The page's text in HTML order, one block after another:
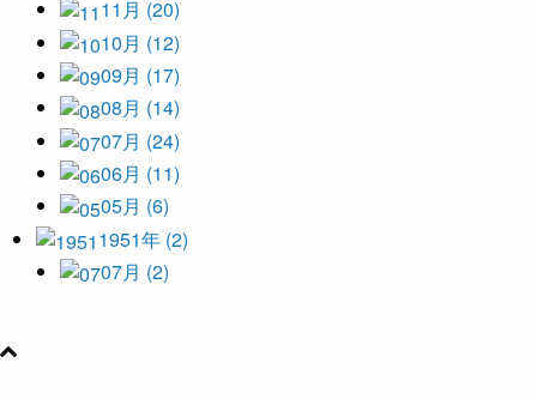
11月 (20)
10月 (12)
09月 (17)
08月 (14)
07月 (24)
06月 (11)
05月 (6)
1951年 (2)
07月 (2)